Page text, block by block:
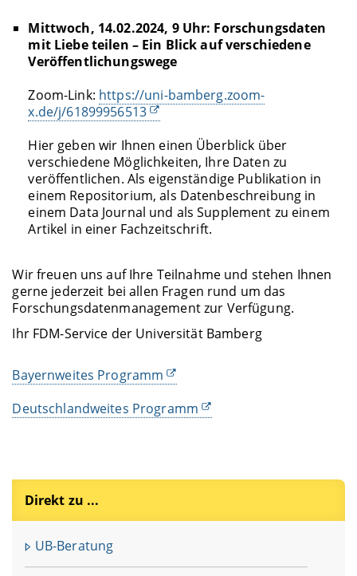
Direkt zu ...
UB-Beratung
Mittwoch, 14.02.2024, 9 Uhr: Forschungsdaten
mit Liebe teilen – Ein Blick auf verschiedene
Veröffentlichungswege
Zoom-Link: https://uni-bamberg.zoom-
x.de/j/61899956513
Hier geben wir Ihnen einen Überblick über
verschiedene Möglichkeiten, Ihre Daten zu
veröffentlichen. Als eigenständige Publikation in
einem Repositorium, als Datenbeschreibung in
einem Data Journal und als Supplement zu einem
Artikel in einer Fachzeitschrift.
Wir freuen uns auf Ihre Teilnahme und stehen Ihnen
gerne jederzeit bei allen Fragen rund um das
Forschungsdatenmanagement zur Verfügung.
Ihr FDM-Service der Universität Bamberg
Bayernweites Programm
Deutschlandweites Programm